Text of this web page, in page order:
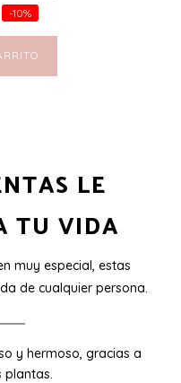
-10%
LE
TU VIDA
muy especial, estas
de cualquier persona.
y hermoso, gracias a